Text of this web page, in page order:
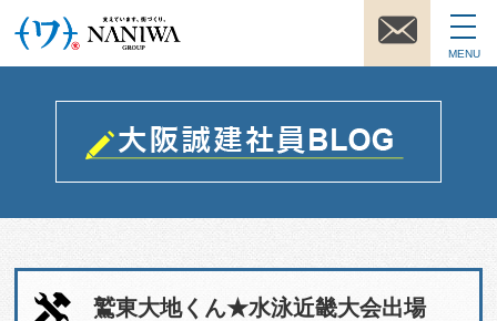
MENU
鷲東大地くん★水泳近畿大会出場